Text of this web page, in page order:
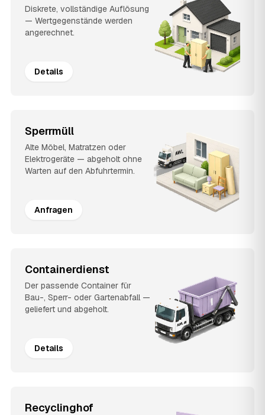
Diskrete, vollständige Auflösung
— Wertgegenstände werden
angerechnet.
Details
Sperrmüll
Alte Möbel, Matratzen oder
Elektrogeräte — abgeholt ohne
Warten auf den Abfuhrtermin.
Anfragen
Containerdienst
Der passende Container für
Bau-, Sperr- oder Gartenabfall —
geliefert und abgeholt.
Details
Recyclinghof